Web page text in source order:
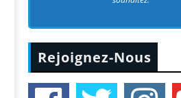
Rejoignez-Nous